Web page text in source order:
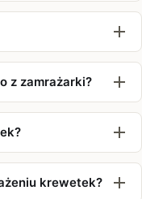
z zamrażarki?
krewetek?